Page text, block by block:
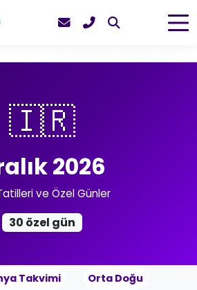
🇮🇷
2026
ve Özel Günler
30 özel gün
Takvimi Orta Doğu